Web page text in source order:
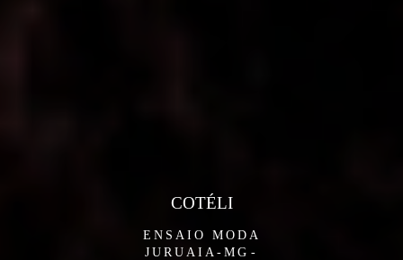
ENSAIO MODA
JURUAIA-MG
COTÉLI